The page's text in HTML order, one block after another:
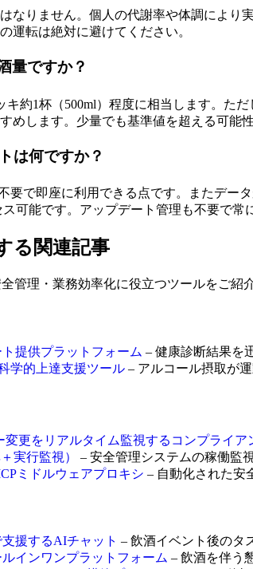
なりません。個人の代謝率や体調によ
運転は絶対に避けてください。
量ですか？
約1杯（500ml）程度に相当します。た
します。少量でも基準値を超える可能性
は何ですか？
で即座に利用できる点です。またデー
可能です。アップデート管理も不要で常
る関連記事
管理・業務効率化に役立つツールをご紹
提供プラットフォーム – 健康診断結果を
学的上達支援ツール – アルコール摂取が
変更をリアルタイム監視するコンプライア
実行監視）
– 安全管理システムの稼働監
ミドルウェアプロキシ – 自動化された安
援するAIチャット – 飲酒イベント後のタ
インワンプラットフォーム – 飲酒を伴う